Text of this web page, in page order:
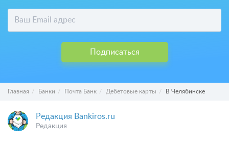
Подписаться
Главная Банки Почта Банк Дебетовые карты В Челябинске
Редакция Bankiros.ru
Редакция